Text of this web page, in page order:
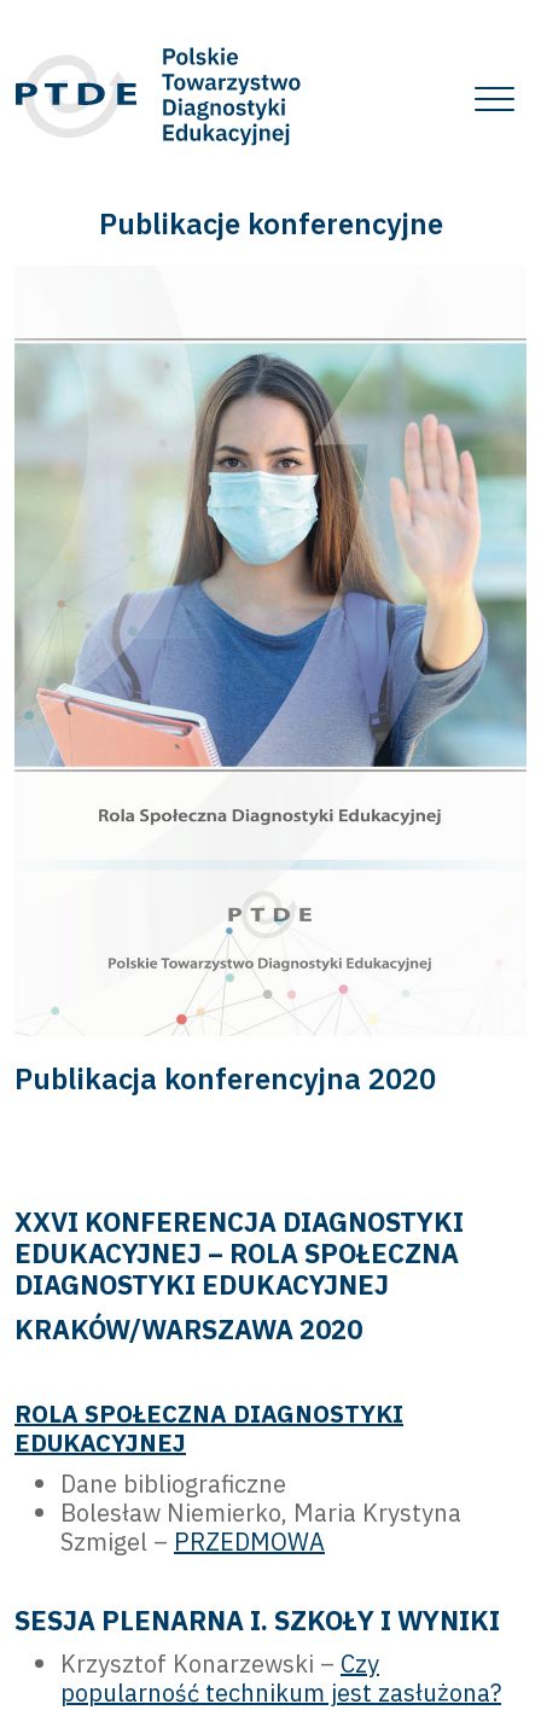
Publikacje konferencyjne
Publikacja konferencyjna 2020
XXVI KONFERENCJA DIAGNOSTYKI
EDUKACYJNEJ – ROLA SPOŁECZNA
DIAGNOSTYKI EDUKACYJNEJ
KRAKÓW/WARSZAWA 2020
ROLA SPOŁECZNA DIAGNOSTYKI
EDUKACYJNEJ
Dane bibliograficzne
Bolesław Niemierko, Maria Krystyna
Szmigel – PRZEDMOWA
SESJA PLENARNA I. SZKOŁY I WYNIKI
Krzysztof Konarzewski – Czy
popularność technikum jest zasłużona?